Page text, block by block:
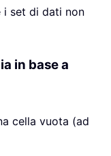
i set di dati non
in base a
cella vuota (ad